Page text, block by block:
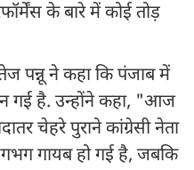
के बारे में कोई तोड़
पन्नू ने कहा कि पंजाब में
गई है. उन्होंने कहा, "आज
चेहरे पुराने कांग्रेसी नेता
गायब हो गई है, जबकि